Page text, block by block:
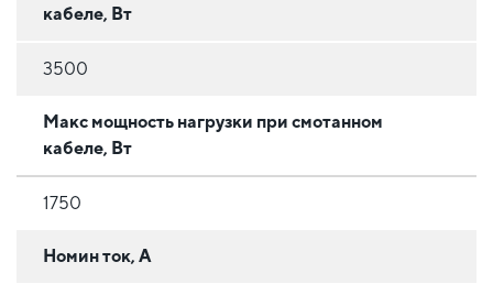
кабеле, Вт
3500
Макс мощность нагрузки при смотанном
кабеле, Вт
1750
Номин ток, А